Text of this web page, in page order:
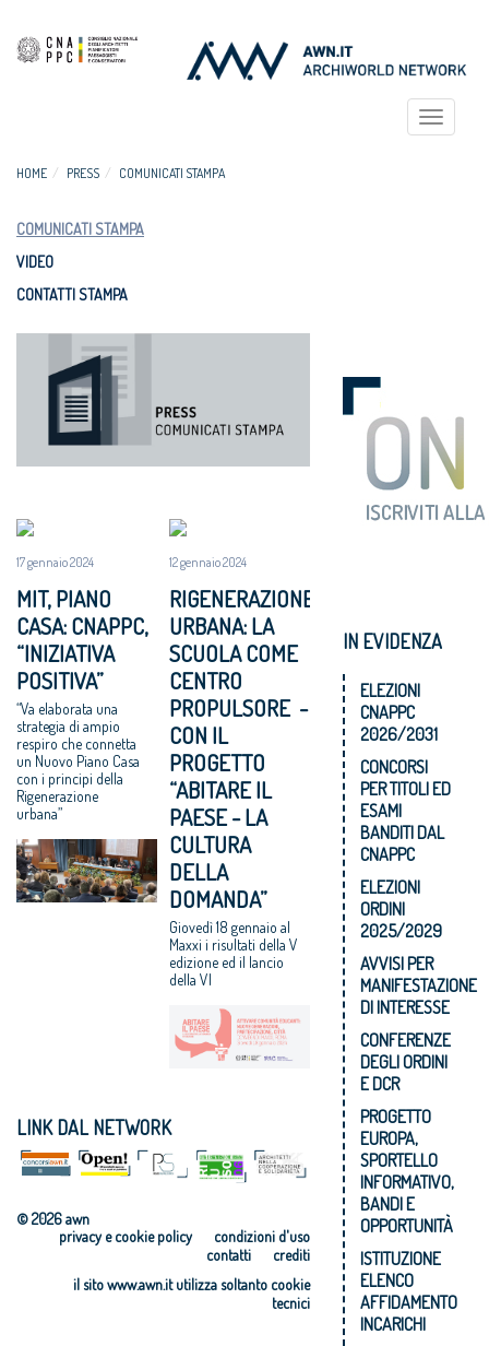
Toggle
HOME PRESS COMUNICATI STAMPA
COMUNICATI STAMPA
VIDEO
CONTATTI STAMPA
17 gennaio 2024
MIT, PIANO
CASA: CNAPPC,
“INIZIATIVA
POSITIVA”
“Va elaborata una
strategia di ampio
respiro che connetta
un Nuovo Piano Casa
con i principi della
Rigenerazione
urbana”
12 gennaio 2024
RIGENERAZIONE
URBANA: LA
SCUOLA COME
CENTRO
PROPULSORE -
CON IL
PROGETTO
“ABITARE IL
PAESE - LA
CULTURA
DELLA
DOMANDA”
Giovedì 18 gennaio al
Maxxi i risultati della V
edizione ed il lancio
della VI
LINK DAL NETWORK
© 2026 awn
condizioni d'uso
privacy e cookie policy
crediti
contatti
il sito www.awn.it utilizza soltanto cookie
tecnici
IN EVIDENZA
ELEZIONI
CNAPPC
2026/2031
CONCORSI
PER TITOLI ED
ESAMI
BANDITI DAL
CNAPPC
ELEZIONI
ORDINI
2025/2029
AVVISI PER
MANIFESTAZIONE
DI INTERESSE
CONFERENZE
DEGLI ORDINI
E DCR
PROGETTO
EUROPA,
SPORTELLO
INFORMATIVO,
BANDI E
OPPORTUNITÀ
ISTITUZIONE
ELENCO
AFFIDAMENTO
INCARICHI